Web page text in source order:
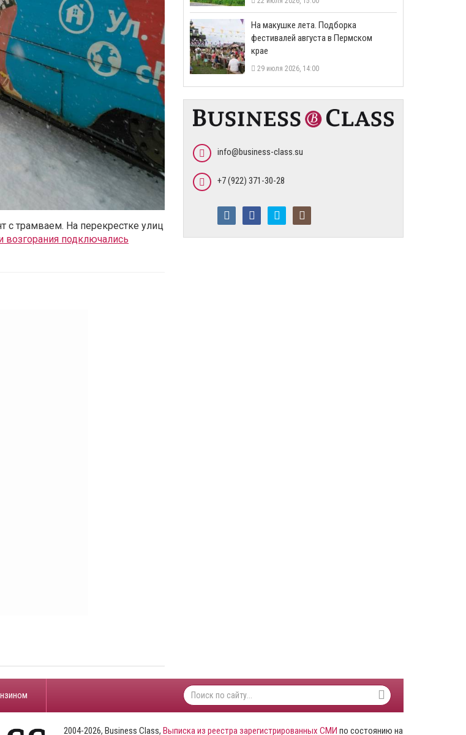
с трамваем. На перекрестке улиц
возгорания подключались
На макушке лета. Подборка
фестивалей августа в Пермском
крае
29 июля 2026, 14:00
info@business-class.su
+7 (922) 371-30-28
2004-2026, Business Class, Выписка из реестра зарегистрированных СМИ по состоянию на